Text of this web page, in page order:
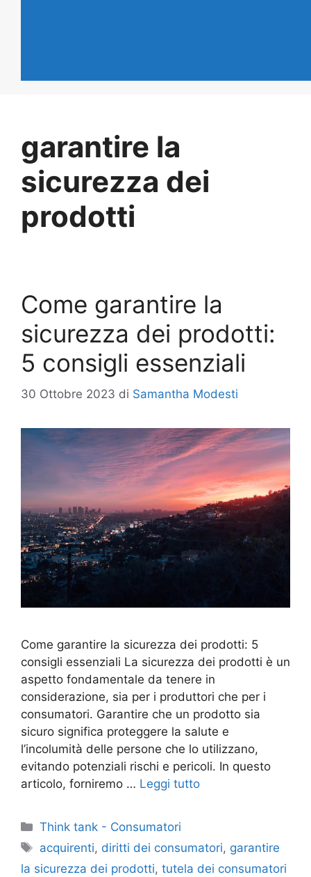
garantire la
sicurezza dei
prodotti
Come garantire la
sicurezza dei prodotti:
5 consigli essenziali
30 Ottobre 2023 di Samantha Modesti
Come garantire la sicurezza dei prodotti: 5
consigli essenziali La sicurezza dei prodotti è un
aspetto fondamentale da tenere in
considerazione, sia per i produttori che per i
consumatori. Garantire che un prodotto sia
sicuro significa proteggere la salute e
l’incolumità delle persone che lo utilizzano,
evitando potenziali rischi e pericoli. In questo
articolo, forniremo … Leggi tutto
Categorie
Think tank - Consumatori
Tag
acquirenti, diritti dei consumatori, garantire
la sicurezza dei prodotti, tutela dei consumatori